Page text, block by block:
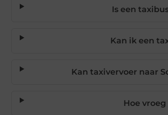
Is een
Kan ik een
Kan taxivervoer naar
Hoe